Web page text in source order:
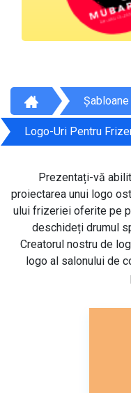
Logo-Uri Pentru
Prezentați-vă
proiectarea unui logo
ului frizeriei oferite pe
deschideți drumul
Creatorul nostru de
logo al salonului de